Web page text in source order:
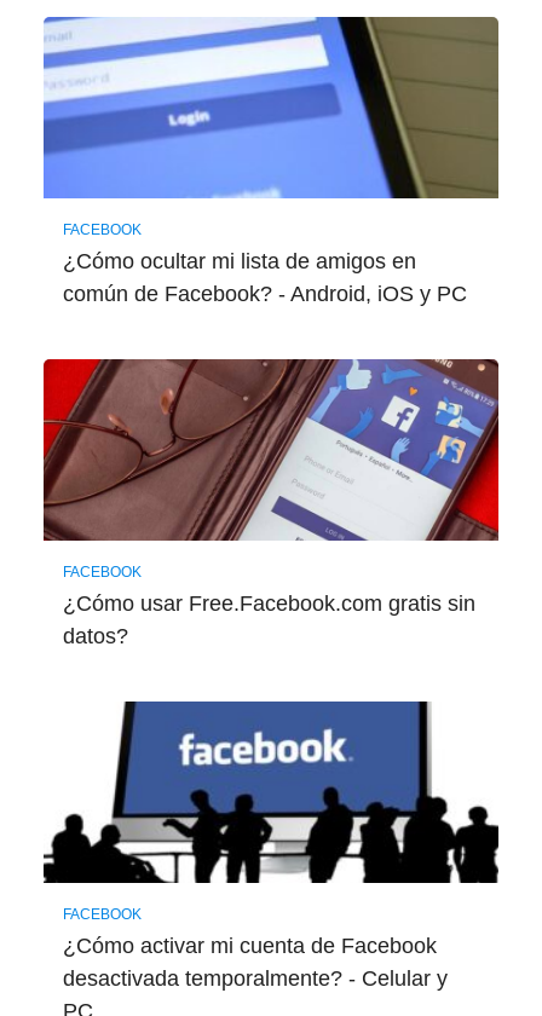
FACEBOOK
¿Cómo ocultar mi lista de amigos en
común de Facebook? - Android, iOS y PC
FACEBOOK
¿Cómo usar Free.Facebook.com gratis sin
datos?
FACEBOOK
¿Cómo activar mi cuenta de Facebook
desactivada temporalmente? - Celular y
PC